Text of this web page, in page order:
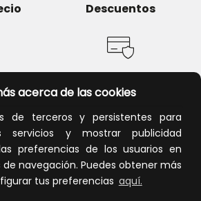
acerca de las cookies
de terceros y persistentes para
servicios y mostrar publicidad
preferencias de los usuarios en
navegación. Puedes obtener más
tus preferencias aquí.
Descuentos
Pago seguro